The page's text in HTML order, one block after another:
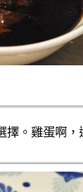
擇。雞蛋啊